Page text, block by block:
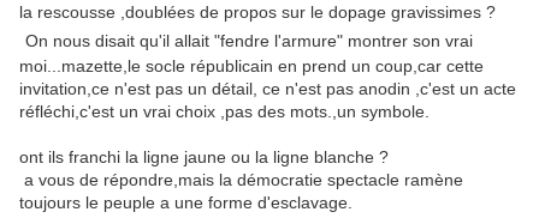
la rescousse ,doublées de propos sur le dopage gravissimes ?
On nous disait qu'il allait "fendre l'armure" montrer son vrai
moi...mazette,le socle républicain en prend un coup,car cette
invitation,ce n'est pas un détail, ce n'est pas anodin ,c'est un acte
réfléchi,c'est un vrai choix ,pas des mots.,un symbole.
ont ils franchi la ligne jaune ou la ligne blanche ?
a vous de répondre,mais la démocratie spectacle ramène
toujours le peuple a une forme d'esclavage.